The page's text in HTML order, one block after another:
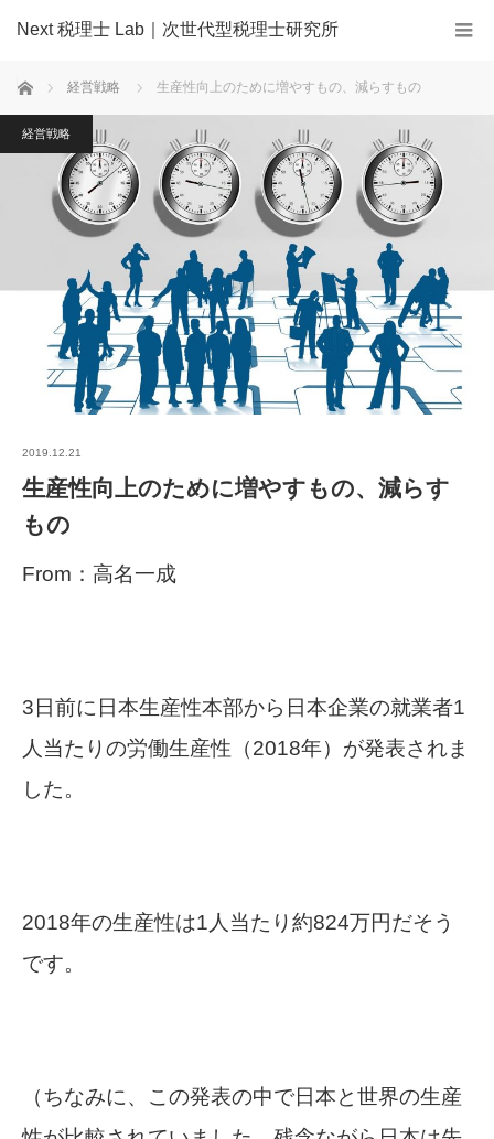
Next 税理士 Lab｜次世代型税理士研究所
ホーム 経営戦略 生産性向上のために増やすもの、減らすもの
経営戦略
2019.12.21
生産性向上のために増やすもの、減らす
もの
From：高名一成
3日前に日本生産性本部から日本企業の就業者1
人当たりの労働生産性（2018年）が発表されま
した。
2018年の生産性は1人当たり約824万円だそう
です。
（ちなみに、この発表の中で日本と世界の生産